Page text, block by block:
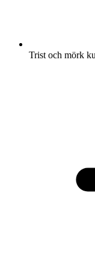
Trist och mörk